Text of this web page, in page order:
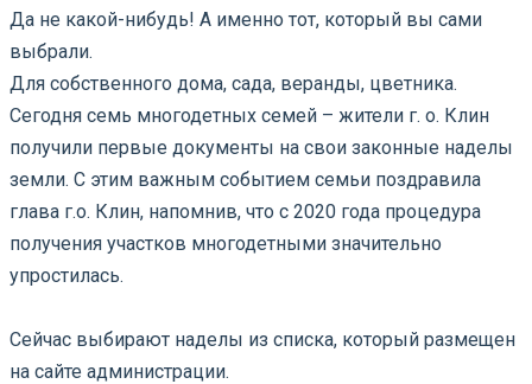
Да не какой-нибудь! А именно тот, который вы сами
выбрали.
Для собственного дома, сада, веранды, цветника.
Сегодня семь многодетных семей – жители г. о. Клин
получили первые документы на свои законные наделы
земли. С этим важным событием семьи поздравила
глава г.о. Клин, напомнив, что с 2020 года процедура
получения участков многодетными значительно
упростилась.
Сейчас выбирают наделы из списка, который размещен
на сайте администрации.